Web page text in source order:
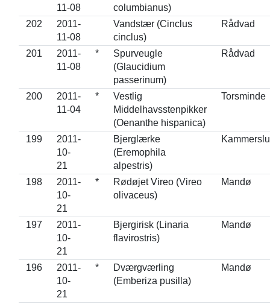
11-08
columbianus)
202
2011-
11-08
Vandstær (Cinclus
cinclus)
Rådvad
201
2011-
11-08
*
Spurveugle
(Glaucidium
passerinum)
Rådvad
200
2011-
11-04
*
Vestlig
Middelhavsstenpikker
(Oenanthe hispanica)
Torsminde
199
2011-
10-
21
Bjerglærke
(Eremophila
alpestris)
198
2011-
10-
21
*
Rødøjet Vireo (Vireo
olivaceus)
Mandø
197
2011-
10-
21
Bjergirisk (Linaria
flavirostris)
Mandø
196
2011-
10-
21
*
Dværgværling
(Emberiza pusilla)
Mandø